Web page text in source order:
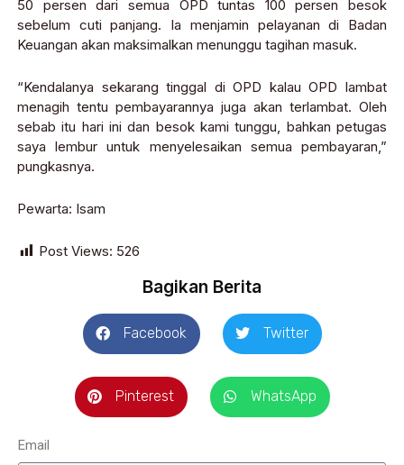
50 persen dari semua OPD tuntas 100 persen besok
sebelum cuti panjang. Ia menjamin pelayanan di Badan
Keuangan akan maksimalkan menunggu tagihan masuk.
“Kendalanya sekarang tinggal di OPD kalau OPD lambat
menagih tentu pembayarannya juga akan terlambat. Oleh
sebab itu hari ini dan besok kami tunggu, bahkan petugas
saya lembur untuk menyelesaikan semua pembayaran,”
pungkasnya.
Pewarta: Isam
Post Views: 526
Bagikan Berita
Facebook Twitter
Pinterest WhatsApp
Email